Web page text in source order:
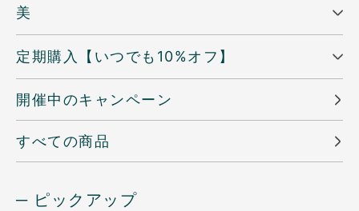
美
定期購入【いつでも10%オフ】
開催中のキャンペーン
すべての商品
─ ピックアップ